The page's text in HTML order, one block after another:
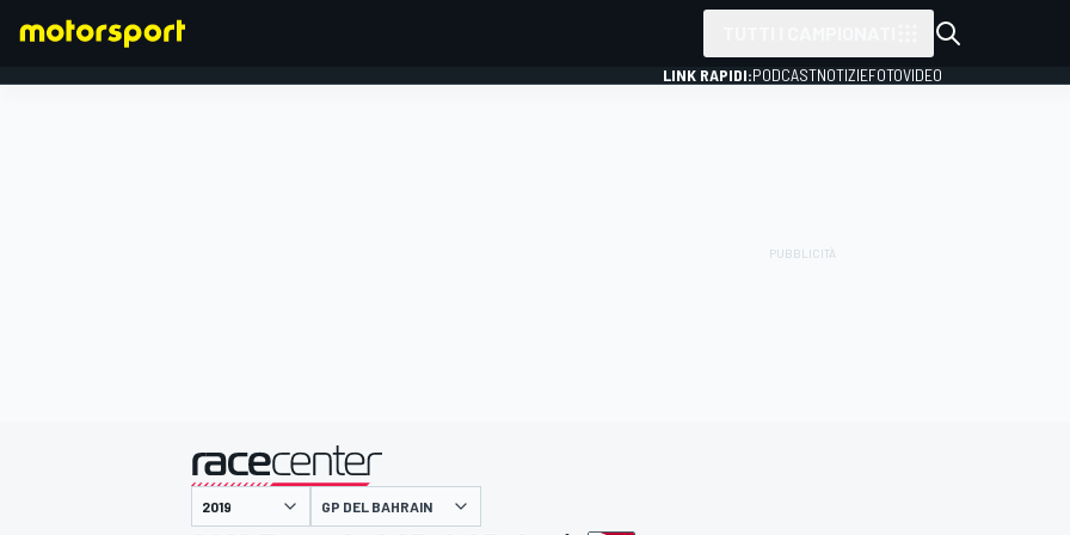
LINK RAPIDI:PODCASTNOTIZIEFOTOVIDEO
presentato da
GP DEL BAHRAIN